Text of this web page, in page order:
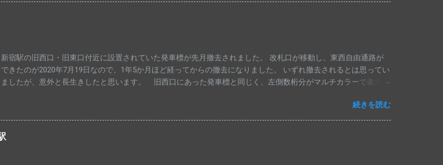
新宿駅の旧西口・旧東口付近に設置されていた発車標が先月撤去されました。 改札口が移動し、東西自由通路が
できたのが2020年7月19日なので、1年5か月ほど経ってからの撤去になりました。 いずれ撤去されるとは思ってい
ましたが、意外と長生きしたと思います。 旧西口にあった発車標と同じく、左側数桁分がマルチカラーで表示さ
以前のものだったので、その後の交換と思われます。 中央･総武各駅停車・中央線快速・埼京線下りの発車標は変
更ありません。 交換された発車標は、今までのように一部マルチカラー仕様にはなっていません。
続きを読む